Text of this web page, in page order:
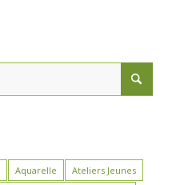
Aquarelle
Ateliers Jeunes